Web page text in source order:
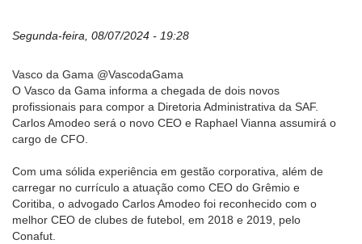
Segunda-feira, 08/07/2024 - 19:28
Vasco da Gama @VascodaGama
O Vasco da Gama informa a chegada de dois novos
profissionais para compor a Diretoria Administrativa da SAF.
Carlos Amodeo será o novo CEO e Raphael Vianna assumirá o
cargo de CFO.
Com uma sólida experiência em gestão corporativa, além de
carregar no currículo a atuação como CEO do Grêmio e
Coritiba, o advogado Carlos Amodeo foi reconhecido com o
melhor CEO de clubes de futebol, em 2018 e 2019, pelo
Conafut.